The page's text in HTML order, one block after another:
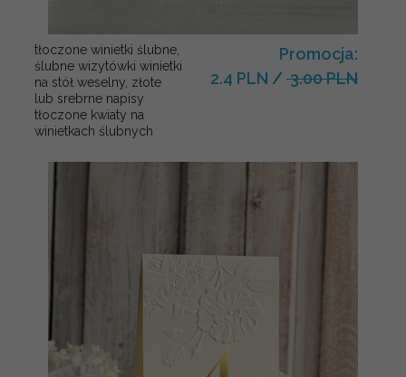
tłoczone winietki ślubne,
ślubne wizytówki winietki
na stół weselny, złote
lub srebrne napisy
tłoczone kwiaty na
winietkach ślubnych
Promocja:
2.4 PLN / 3.00 PLN